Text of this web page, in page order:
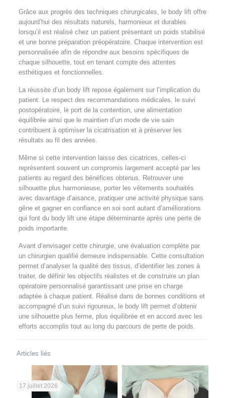
Grâce aux progrès des techniques chirurgicales, le body lift offre
aujourd’hui des résultats naturels, harmonieux et durables
lorsqu’il est réalisé chez un patient présentant un poids stabilisé
et une bonne préparation préopératoire. Chaque intervention est
personnalisée afin de répondre aux besoins spécifiques de
chaque silhouette, tout en tenant compte des attentes
esthétiques et fonctionnelles.
La réussite d’un body lift repose également sur l’implication du
patient. Le respect des recommandations médicales, le suivi
postopératoire, le port de la contention, une alimentation
équilibrée ainsi que le maintien d’un mode de vie sain
contribuent à optimiser la cicatrisation et à préserver les
résultats au fil des années.
Même si cette intervention laisse des cicatrices, celles-ci
représentent souvent un compromis largement accepté par les
patients au regard des bénéfices obtenus. Retrouver une
silhouette plus harmonieuse, porter les vêtements souhaités
avec davantage d’aisance, pratiquer une activité physique sans
gêne et gagner en confiance en soi sont autant d’améliorations
qui font du body lift une étape déterminante après une perte de
poids importante.
Avant d’envisager cette chirurgie, une évaluation complète par
un chirurgien qualifié demeure indispensable. Cette consultation
permet d’analyser la qualité des tissus, d’identifier les zones à
traiter, de définir les objectifs réalistes et de construire un plan
opératoire personnalisé garantissant une prise en charge
adaptée à chaque patient. Réalisé dans de bonnes conditions et
accompagné d’un suivi rigoureux, le body lift permet d’obtenir
une silhouette plus ferme, plus équilibrée et en accord avec les
efforts accomplis tout au long du parcours de perte de poids.
Articles liés
17 juillet 2026